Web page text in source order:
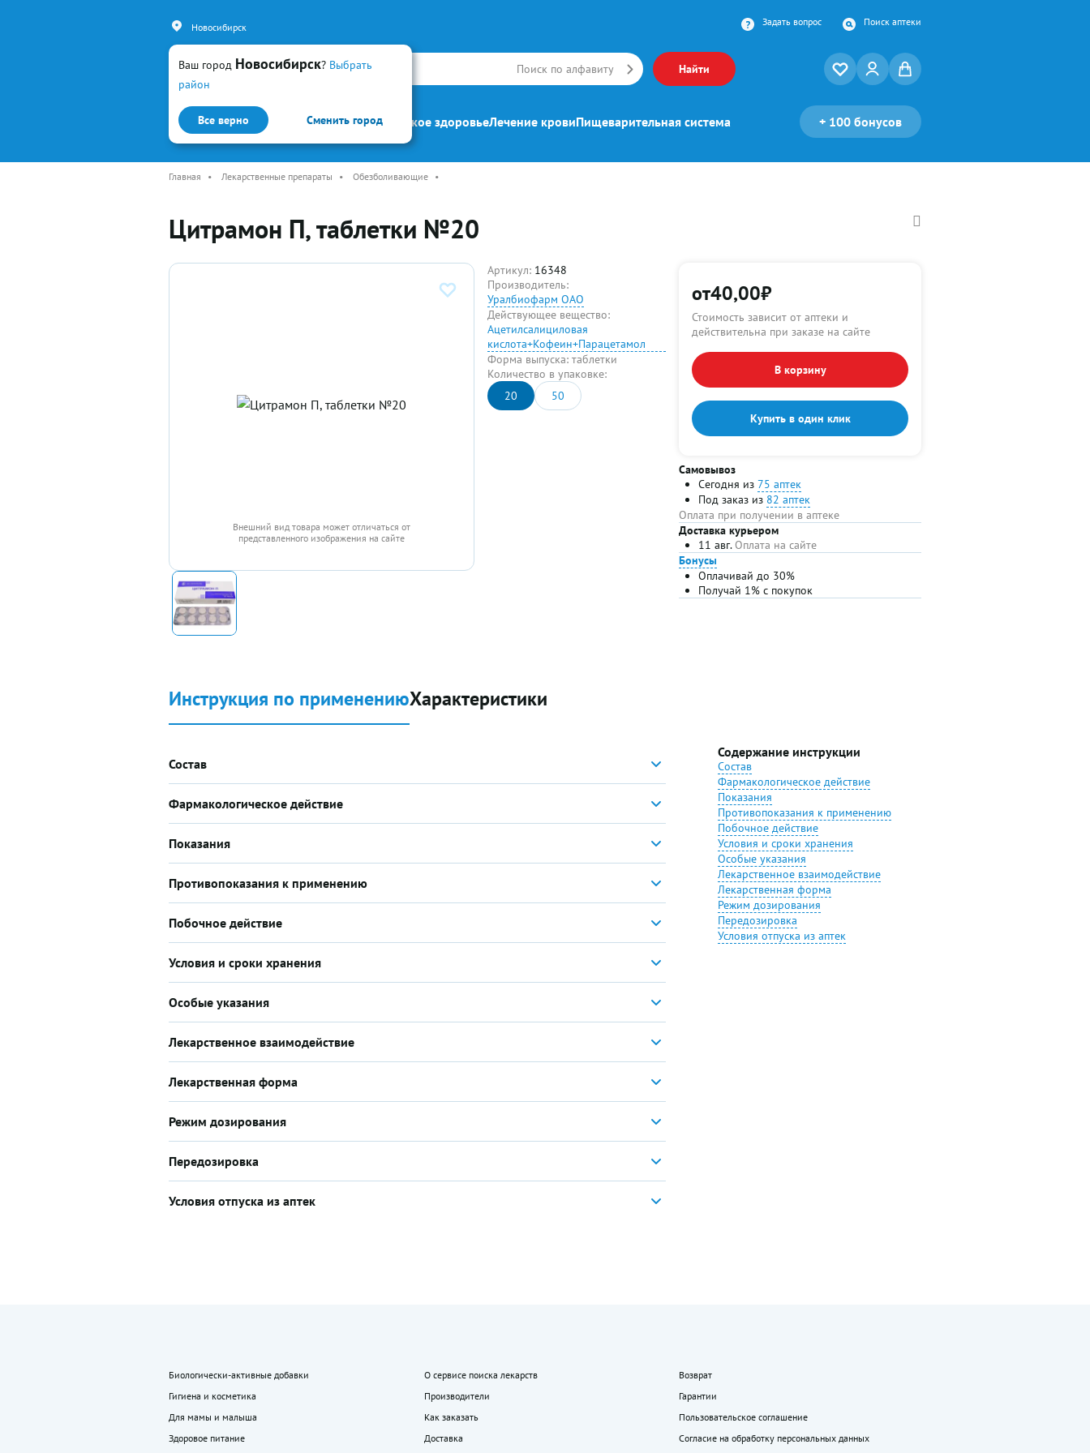
Ваш город Новосибирск? Выбрать
район
Все верно Сменить город
Новосибирск Задать вопрос Поиск аптеки
Искать Поиск по алфавиту Найти
Каталог Простуда и гриппЖенское здоровьеЛечение кровиПищеварительная система + 100 бонусов
Главная • Лекарственные препараты • Обезболивающие •
Цитрамон П, таблетки №20
Внешний вид товара может отличаться от
представленного изображения на сайте
Артикул: 16348
Производитель:
Уралбиофарм ОАО
Действующее вещество:
Ацетилсалициловая
кислота+Кофеин+Парацетамол
Форма выпуска:таблетки
Количество в упаковке:
20
50
от40,00₽
Стоимость зависит от аптеки и
действительна при заказе на сайте
В корзину
Купить в один клик
Самовывоз
Сегодня из75 аптек
Под заказ из 82 аптек
Оплата при получении в аптеке
Доставка курьером
11 авг. Оплата на сайте
Бонусы
Оплачивай до 30%
Получай 1% с покупок
Инструкция по применениюХарактеристики
Состав
Фармакологическое действие
Показания
Противопоказания к применению
Побочное действие
Условия и сроки хранения
Особые указания
Лекарственное взаимодействие
Лекарственная форма
Режим дозирования
Передозировка
Условия отпуска из аптек
Содержание инструкции
Состав
Фармакологическое действие
Показания
Противопоказания к применению
Побочное действие
Условия и сроки хранения
Особые указания
Лекарственное взаимодействие
Лекарственная форма
Режим дозирования
Передозировка
Условия отпуска из аптек
Биологически-активные добавки
Гигиена и косметика
Для мамы и малыша
Здоровое питание
О сервисе поиска лекарств
Производители
Как заказать
Доставка
Возврат
Гарантии
Пользовательское соглашение
Согласие на обработку персональных данных